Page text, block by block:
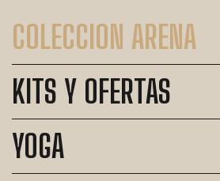
COLECCION ARENA
KITS Y OFERTAS
YOGA